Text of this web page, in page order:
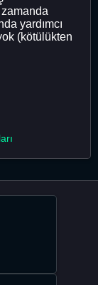
yardımcı
(kötülükten